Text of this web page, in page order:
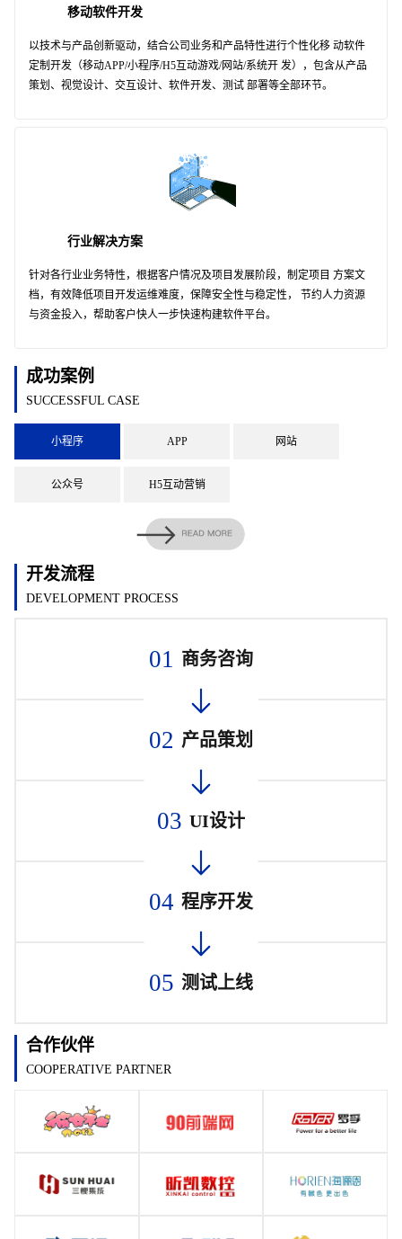
移动软件开发
以技术与产品创新驱动，结合公司业务和产品特性进行个性化移 动软件
定制开发（移动APP/小程序/H5互动游戏/网站/系统开 发），包含从产品
策划、视觉设计、交互设计、软件开发、测试 部署等全部环节。
行业解决方案
针对各行业业务特性，根据客户情况及项目发展阶段，制定项目 方案文
档，有效降低项目开发运维难度，保障安全性与稳定性， 节约人力资源
与资金投入，帮助客户快人一步快速构建软件平台。
成功案例
SUCCESSFUL CASE
小程序 APP 网站
公众号 H5互动营销
开发流程
DEVELOPMENT PROCESS
01 商务咨询
02 产品策划
03 UI设计
04 程序开发
05 测试上线
合作伙伴
COOPERATIVE PARTNER